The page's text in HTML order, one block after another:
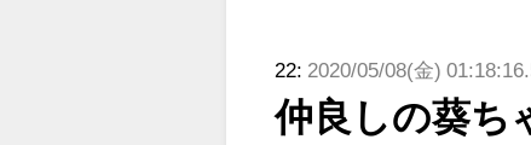
22: 2020/05/08(金)
仲良しの葵ち